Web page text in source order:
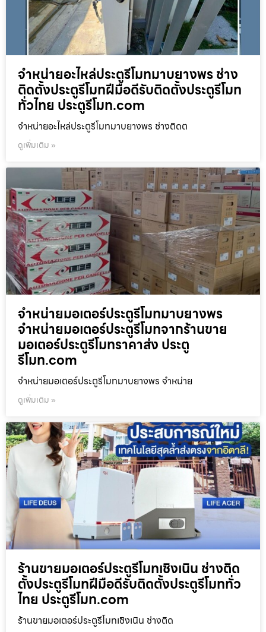
จำหน่ายอะไหล่ประตูรีโมทมาบยางพร ช่าง
ติดตั้งประตูรีโมทฝีมือดีรับติดตั้งประตูรีโมท
ทั่วไทย ประตูรีโมท.com
จำหน่ายอะไหล่ประตูรีโมทมาบยางพร ช่างติดต
ดูเพิ่มเติม »
จำหน่ายมอเตอร์ประตูรีโมทมาบยางพร
จำหน่ายมอเตอร์ประตูรีโมทจากร้านขาย
มอเตอร์ประตูรีโมทราคาส่ง ประตู
รีโมท.com
จำหน่ายมอเตอร์ประตูรีโมทมาบยางพร จำหน่าย
ดูเพิ่มเติม »
ร้านขายมอเตอร์ประตูรีโมทเชิงเนิน ช่างติด
ตั้งประตูรีโมทฝีมือดีรับติดตั้งประตูรีโมททั่ว
ไทย ประตูรีโมท.com
ร้านขายมอเตอร์ประตูรีโมทเชิงเนิน ช่างติด